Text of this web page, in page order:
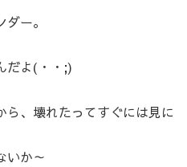
ー。
だよ(・・;)
ら、壊れたってすぐには見に
いか～